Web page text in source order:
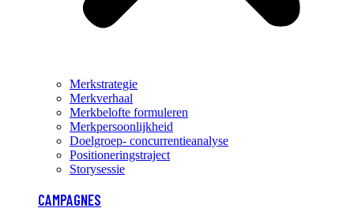
Merkstrategie
Merkverhaal
Merkbelofte formuleren
Merkpersoonlijkheid
Doelgroep- concurrentieanalyse
Positioneringstraject
Storysessie
CAMPAGNES